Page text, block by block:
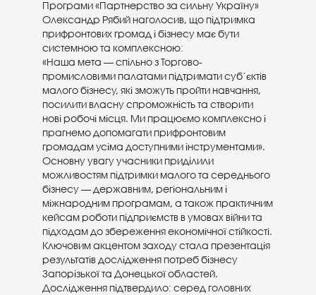
Програми «Партнерство за сильну Україну»
Олександр Рябий наголосив, що підтримка
прифронтових громад і бізнесу має бути
системною та комплексною:
«Наша мета — спільно з Торгово-
промисловими палатами підтримати суб’єктів
малого бізнесу, які зможуть пройти навчання,
посилити власну спроможність та створити
нові робочі місця. Ми працюємо комплексно і
прагнемо допомагати прифронтовим
громадам усіма доступними інструментами».
Основну увагу учасники приділили
можливостям підтримки малого та середнього
бізнесу — державним, регіональним і
міжнародним програмам, а також практичним
кейсам роботи підприємств в умовах війни та
підходам до збереження економічної стійкості.
Ключовим акцентом заходу стала презентація
результатів дослідження потреб бізнесу
Запорізької та Донецької областей.
Дослідження підтвердило: серед головних